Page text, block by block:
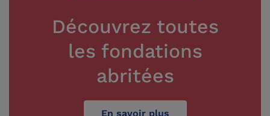
Découvrez toutes
les fondations
abritées
En savoir plus